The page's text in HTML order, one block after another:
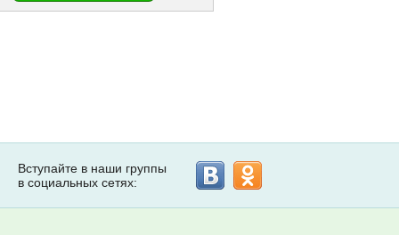
Вступайте в наши группы
в социальных сетях: